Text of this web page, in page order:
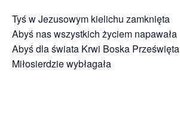
Tyś w Jezusowym kielichu zamknięta
Abyś nas wszystkich życiem napawała
Abyś dla świata Krwi Boska Prześwięta
Miłosierdzie wybłagała